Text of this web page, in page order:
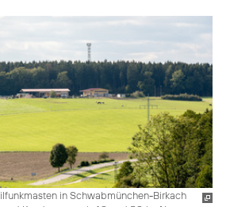
in Schwabmünchen-Birkach